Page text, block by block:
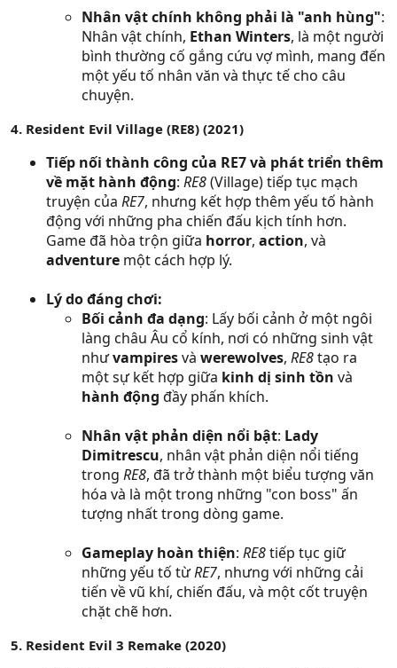
Nhân vật chính không phải là "anh hùng":
Nhân vật chính, Ethan Winters, là một người
bình thường cố gắng cứu vợ mình, mang đến
một yếu tố nhân văn và thực tế cho câu
chuyện.
4. Resident Evil Village (RE8) (2021)
Tiếp nối thành công của RE7 và phát triển thêm
về mặt hành động: RE8(Village) tiếp tục mạch
truyện của RE7, nhưng kết hợp thêm yếu tố hành
động với những pha chiến đấu kịch tính hơn.
Game đã hòa trộn giữa horror, action, và
adventure một cách hợp lý.
Lý do đáng chơi:
Bối cảnh đa dạng: Lấy bối cảnh ở một ngôi
làng châu Âu cổ kính, nơi có những sinh vật
nhưvampiresvà werewolves, RE8tạo ra
một sự kết hợp giữa kinh dị sinh tồn và
hành động đầy phấn khích.
Nhân vật phản diện nổi bật: Lady
Dimitrescu, nhân vật phản diện nổi tiếng
trong RE8, đã trở thành một biểu tượng văn
hóa và là một trong những "con boss" ấn
tượng nhất trong dòng game.
Gameplay hoàn thiện: RE8tiếp tục giữ
những yếu tố từRE7, nhưng với những cải
tiến về vũ khí, chiến đấu, và một cốt truyện
chặt chẽ hơn.
5. Resident Evil 3 Remake (2020)